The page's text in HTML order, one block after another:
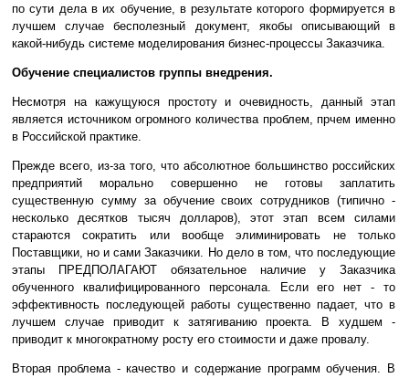
по сути дела в их обучение, в результате которого формируется в
лучшем случае бесполезный документ, якобы описывающий в
какой-нибудь системе моделирования бизнес-процессы Заказчика.
Обучение специалистов группы внедрения.
Несмотря на кажущуюся простоту и очевидность, данный этап
является источником огромного количества проблем, прчем именно
в Российской практике.
Прежде всего, из-за того, что абсолютное большинство российских
предприятий морально совершенно не готовы заплатить
существенную сумму за обучение своих сотрудников (типично -
несколько десятков тысяч долларов), этот этап всем силами
стараются сократить или вообще элиминировать не только
Поставщики, но и сами Заказчики. Но дело в том, что последующие
этапы ПРЕДПОЛАГАЮТ обязательное наличие у Заказчика
обученного квалифицированного персонала. Если его нет - то
эффективность последующей работы существенно падает, что в
лучшем случае приводит к затягиванию проекта. В худшем -
приводит к многократному росту его стоимости и даже провалу.
Вторая проблема - качество и содержание программ обучения. В